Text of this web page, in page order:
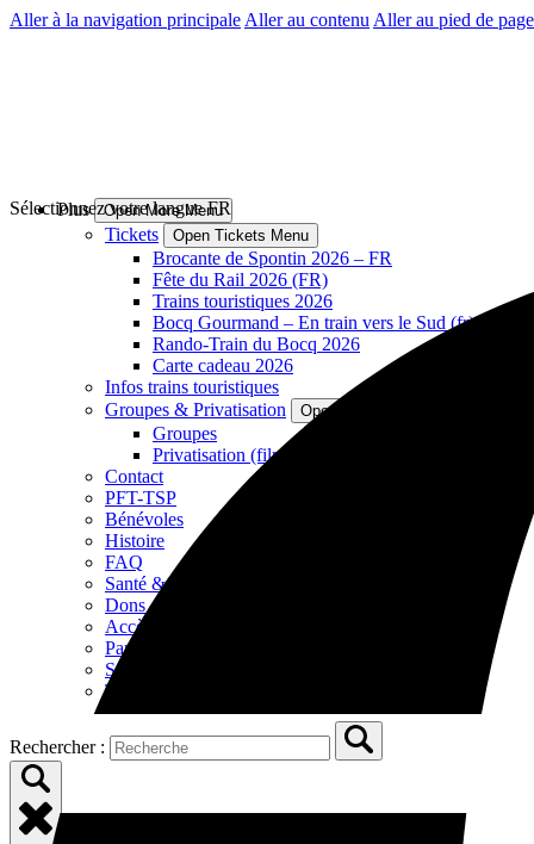
Aller à la navigation principale Aller au contenu Aller au pied de page
Plus Open More Menu
Tickets Open Tickets Menu
Brocante de Spontin 2026 – FR
Fête du Rail 2026 (FR)
Trains touristiques 2026
Bocq Gourmand – En train vers le Sud (fr)
Rando-Train du Bocq 2026
Carte cadeau 2026
Infos trains touristiques
Groupes & Privatisation
Open Groupes & Privatisation
Groupes
Privatisation (film, shooting photos, ...)
Contact
PFT-TSP
Bénévoles
Histoire
FAQ
Santé & sécurité
Dons
Accès
Partenaires
Sponsors
Tourisme aux alentours
Rechercher :
Sélectionnez votre langue FR